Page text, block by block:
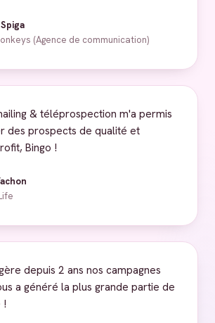
(Agence de communication)
& téléprospection m'a permis
des prospects de qualité et
Bingo !
depuis 2 ans nos campagnes
a généré la plus grande partie de
!